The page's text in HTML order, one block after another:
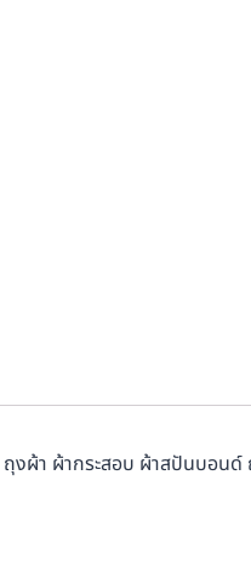
ถุงผ้า ผ้ากระสอบ ผ้าสปันบอ